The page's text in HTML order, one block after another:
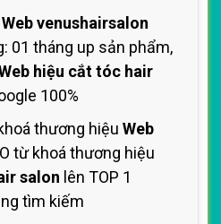
Web venushairsalon
01 tháng up sản phẩm,
hiệu cắt tóc hair
100%
thương hiệu Web
từ khoá thương hiệu
salon lên TOP 1
tìm kiếm